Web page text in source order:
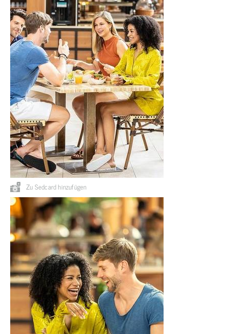
Zu Sedcard hinzufügen